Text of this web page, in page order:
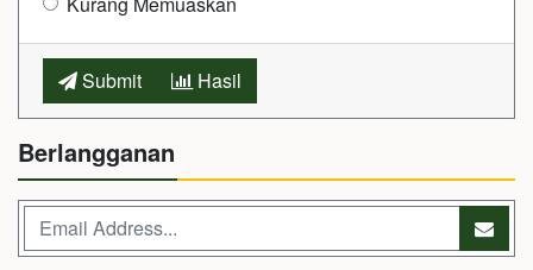
Submit Hasil
Berlangganan